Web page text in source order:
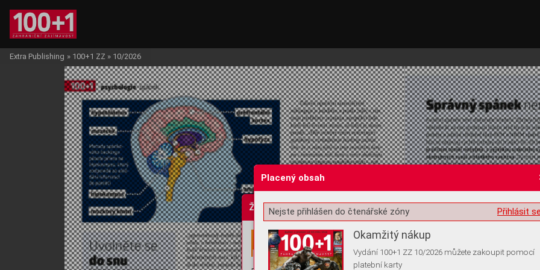
Žádost o souhlas s ukládáním volitelných informací
Extra Publishing » 100+1 ZZ » 10/2026
Placený obsah
Přihlásit
Nejste přihlášen do čtenářské zóny
Okamžitý nákup
Vydání 100+1 ZZ 10/2026 můžete zakoupit pomocí
platební karty